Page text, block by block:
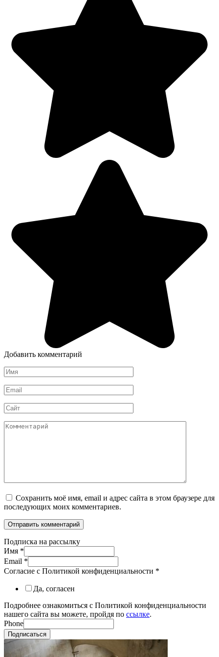
Добавить комментарий
Имя
*
Email
*
Сайт
Комментарий
Сохранить моё имя, email и адрес сайта в этом браузере для
последующих моих комментариев.
Подписка на рассылку
Имя *
Email *
Согласие с Политикой конфиденциальности *
Да, согласен
Подробнее ознакомиться с Политикой конфиденциальности
нашего сайта вы можете, пройдя по ссылке.
Phone
Подписаться